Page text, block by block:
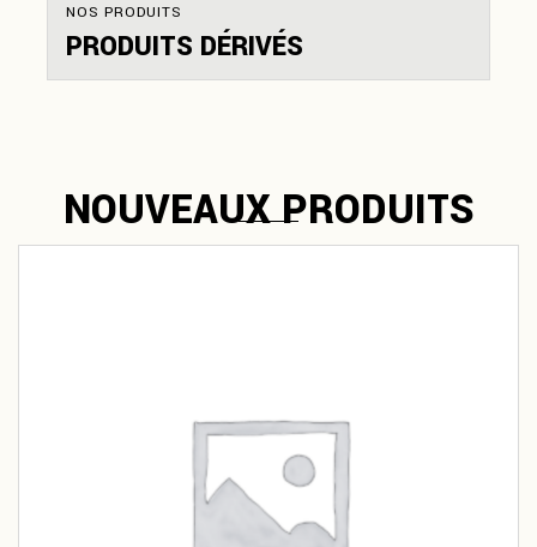
NOS PRODUITS
PRODUITS DÉRIVÉS
NOUVEAUX PRODUITS